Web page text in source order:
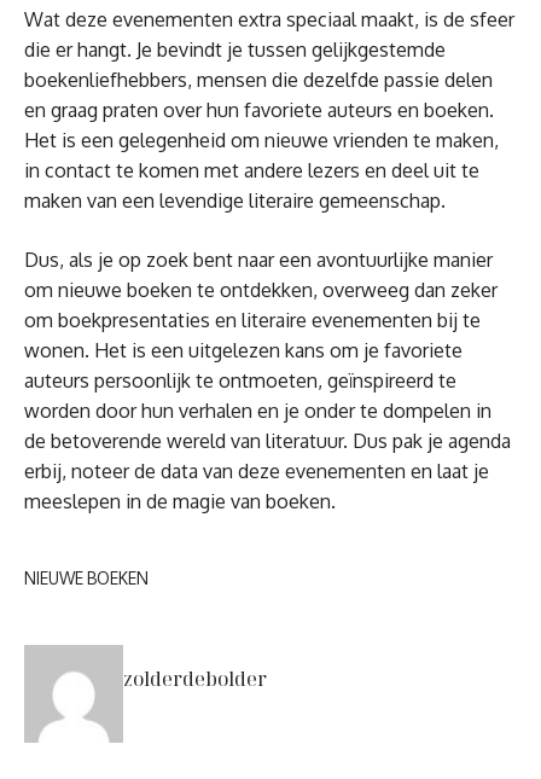
Wat deze evenementen extra speciaal maakt, is de sfeer
die er hangt. Je bevindt je tussen gelijkgestemde
boekenliefhebbers, mensen die dezelfde passie delen
en graag praten over hun favoriete auteurs en boeken.
Het is een gelegenheid om nieuwe vrienden te maken,
in contact te komen met andere lezers en deel uit te
maken van een levendige literaire gemeenschap.
Dus, als je op zoek bent naar een avontuurlijke manier
om nieuwe boeken te ontdekken, overweeg dan zeker
om boekpresentaties en literaire evenementen bij te
wonen. Het is een uitgelezen kans om je favoriete
auteurs persoonlijk te ontmoeten, geïnspireerd te
worden door hun verhalen en je onder te dompelen in
de betoverende wereld van literatuur. Dus pak je agenda
erbij, noteer de data van deze evenementen en laat je
meeslepen in de magie van boeken.
NIEUWE BOEKEN
zolderdebolder